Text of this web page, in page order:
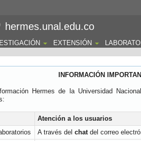
hermes.unal.edu.co
EXTENSIÓN
INFORMACIÓN
Hermes de la Universidad
Atención a los usuarios
A través del chatdel correo